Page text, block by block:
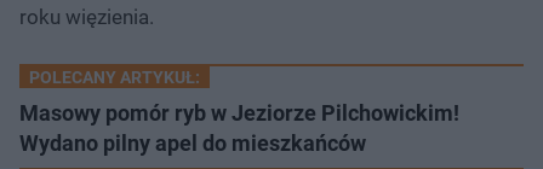
roku więzienia.
POLECANY ARTYKUŁ:
Masowy pomór ryb w Jeziorze Pilchowickim!
Wydano pilny apel do mieszkańców